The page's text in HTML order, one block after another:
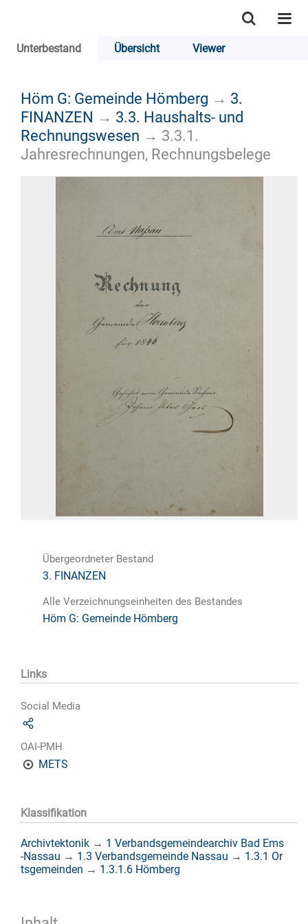
Unterbestand Übersicht Viewer
Höm G: Gemeinde Hömberg → 3.
FINANZEN → 3.3. Haushalts- und
Rechnungswesen → 3.3.1.
Jahresrechnungen, Rechnungsbelege
Übergeordneter Bestand
3. FINANZEN
Alle Verzeichnungseinheiten des Bestandes
Höm G: Gemeinde Hömberg
Links
Social Media
OAI-PMH
METS
Klassifikation
Archivtektonik → 1 Verbandsgemeindearchiv Bad Ems
-Nassau → 1.3 Verbandsgemeinde Nassau → 1.3.1 Or
tsgemeinden → 1.3.1.6 Hömberg